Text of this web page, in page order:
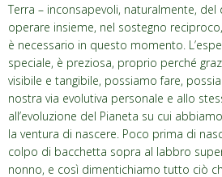
Terra – inconsapevoli, naturalmente,
operare insieme, nel sostegno
è necessario in questo momento.
speciale, è preziosa, proprio perché
visibile e tangibile, possiamo fare,
nostra via evolutiva personale e allo
all’evoluzione del Pianeta su cui
la ventura di nascere. Poco prima di
colpo di bacchetta sopra al labbro
nonno, e così dimentichiamo tutto ciò